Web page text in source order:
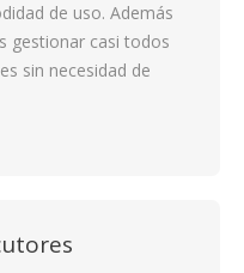
de uso. Además
gestionar casi todos
sin necesidad de